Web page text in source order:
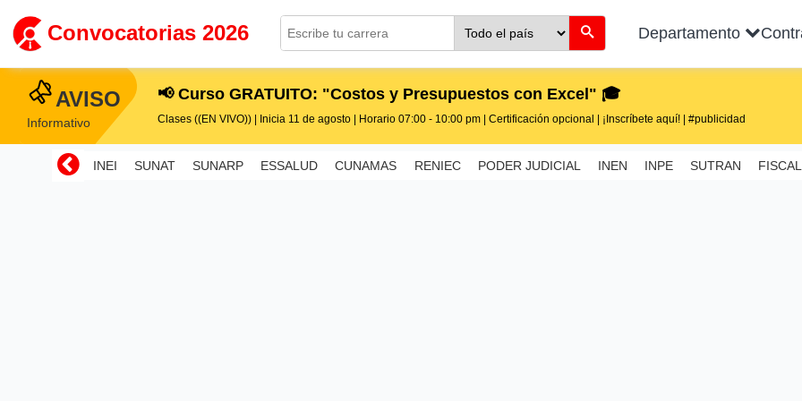
Convocatorias 2026 Departamento
AVISO
Informativo
📢 Curso GRATUITO: "Costos y Presupuestos con Excel" 🎓
Clases ((EN VIVO)) | Inicia 11 de agosto | Horario 07:00 - 10:00 pm | Certificación opcional | ¡Inscríbete aquí! | #publicidad
INEI SUNAT SUNARP ESSALUD CUNAMAS RENIEC PODER JUDICIAL INEN INPE SUTRAN